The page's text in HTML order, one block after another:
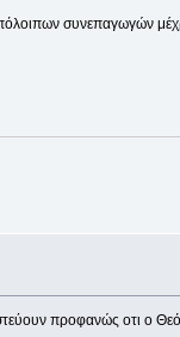
συνεπαγωγών
προφανώς οτι ο